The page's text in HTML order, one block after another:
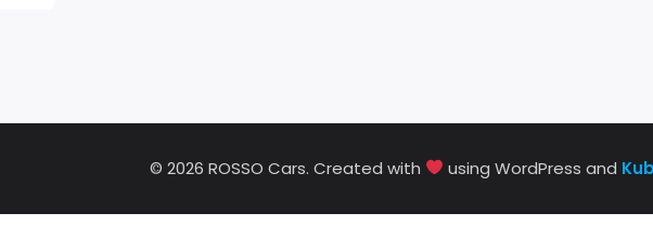
© 2026 ROSSO Cars. Created with using WordPress and